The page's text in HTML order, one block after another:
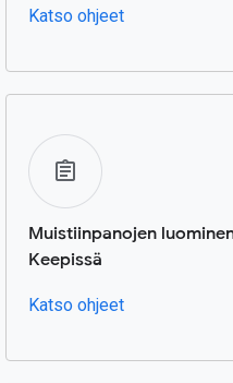
Katso ohjeet
Muistiinpanojen
Keepissä
Katso ohjeet